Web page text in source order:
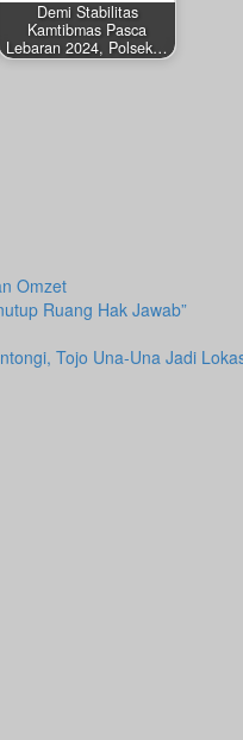
Demi Stabilitas
Kamtibmas Pasca
Lebaran 2024, Polsek…
Omzet
Ruang Hak Jawab”
Tojo Una-Una Jadi